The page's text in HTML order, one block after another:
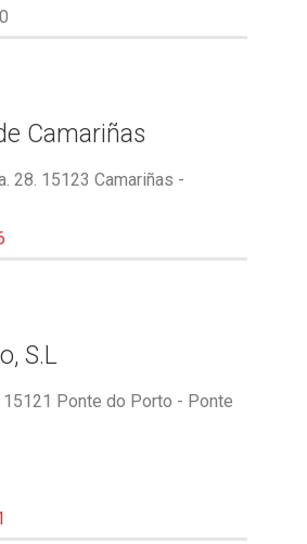
Camariñas
28. 15123 Camariñas -
S.L
15121 Ponte do Porto - Ponte